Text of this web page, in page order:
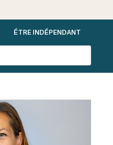
ÉTRE INDÉPENDANT